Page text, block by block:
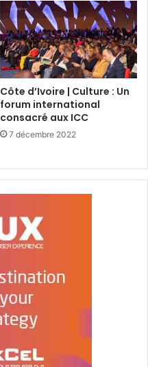
Côte d’Ivoire | Culture : Un
forum international
consacré aux ICC
7 décembre 2022